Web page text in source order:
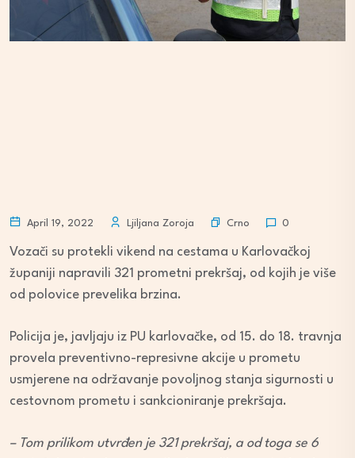
April 19, 2022 Ljiljana Zoroja Crno 0
Vozači su protekli vikend na cestama u Karlovačkoj
županiji napravili 321 prometni prekršaj, od kojih je više
od polovice prevelika brzina.
Policija je, javljaju iz PU karlovačke, od 15. do 18. travnja
provela preventivno-represivne akcije u prometu
usmjerene na održavanje povoljnog stanja sigurnosti u
cestovnom prometu i sankcioniranje prekršaja.
– Tom prilikom utvrđen je 321 prekršaj, a od toga se 6